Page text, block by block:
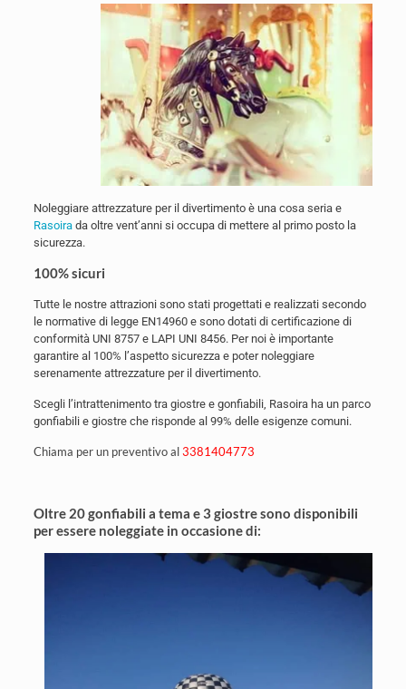
Noleggiare attrezzature per il divertimento è una cosa seria e
Rasoirada oltre vent’anni si occupa di mettere al primo posto la
sicurezza.
100% sicuri
Tutte le nostre attrazioni sono stati progettati e realizzati secondo
le normative di legge EN14960 e sono dotati di certificazione di
conformità UNI 8757 e LAPI UNI 8456. Per noi è importante
garantire al 100% l’aspetto sicurezza e poter noleggiare
serenamente attrezzature per il divertimento.
Scegli l’intrattenimento tra giostre e gonfiabili, Rasoira ha un parco
gonfiabili e giostre che risponde al 99% delle esigenze comuni.
Chiama per un preventivo al3381404773
Oltre 20 gonfiabili a tema e 3 giostre sono disponibili
per essere noleggiate in occasione di: